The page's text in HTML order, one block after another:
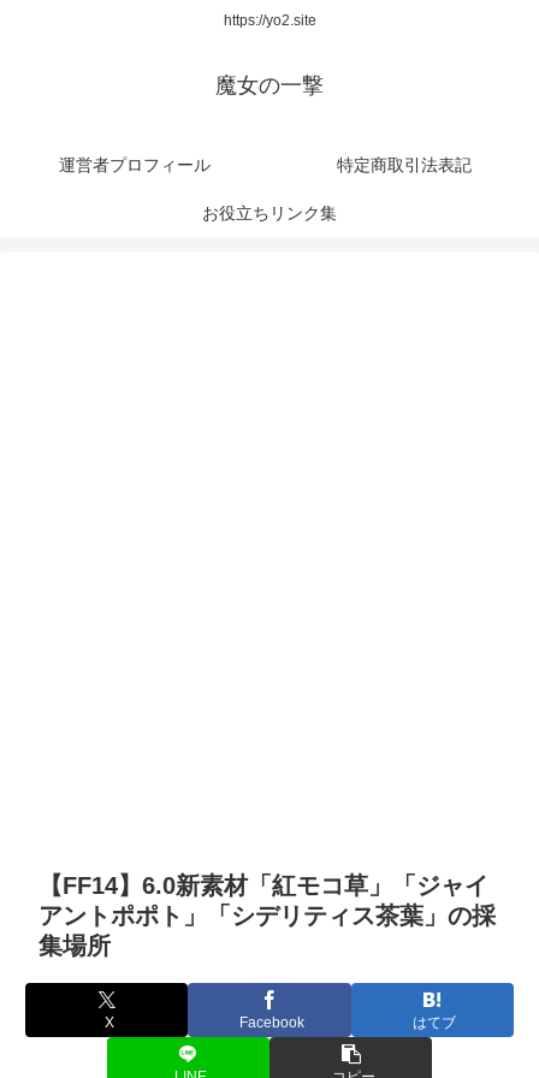
https://yo2.site
魔女の一撃
運営者プロフィール 特定商取引法表記
お役立ちリンク集
【FF14】6.0新素材「紅モコ草」「ジャイ
アントポポト」「シデリティス茶葉」の採
集場所
X Facebook はてブ